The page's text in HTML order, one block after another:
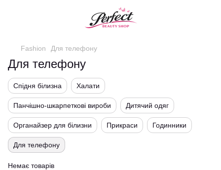
Fashion Для телефону
Для телефону
Спідня білизна Халати
Панчішно-шкарпеткові вироби Дитячий одяг
Органайзер для білизни Прикраси Годинники
Для телефону
Немає товарів